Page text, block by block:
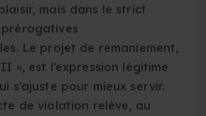
mais dans le strict
Le projet de remaniement,
», est l’expression légitime
s’ajuste pour mieux servir.
de violation relève, au